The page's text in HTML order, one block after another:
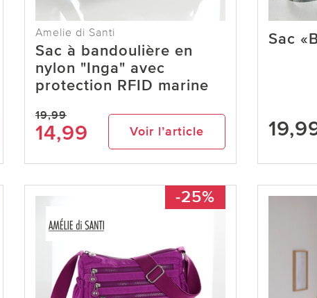
Amelie di Santi
Sac à bandoulière en
nylon "Inga" avec
protection RFID marine
19,99
14,99 Voir l’article
Sac
-25%